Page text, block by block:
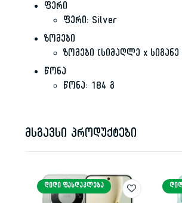
ფერი
ფერი: Silver
ზომები
ზომები (სიმაღლე x
წონა
წონა: 184 გ
მსგავსი პროდუქტები
ᲓᲘᲓᲘ ᲤᲐᲡᲓᲐᲙᲚᲔᲑᲐ